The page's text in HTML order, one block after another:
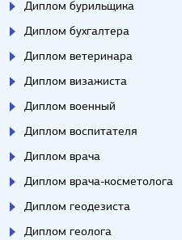
Диплом бурильщика
Диплом бухгалтера
Диплом ветеринара
Диплом визажиста
Диплом военный
Диплом воспитателя
Диплом врача
Диплом врача-косметолога
Диплом геодезиста
Диплом геолога